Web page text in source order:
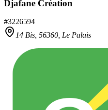
Djafane Création
#3226594
14 Bis, 56360 Le Palais